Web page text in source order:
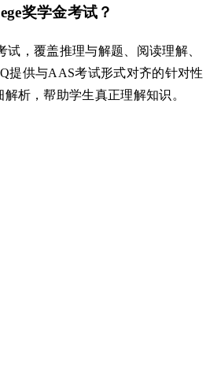
奖学金考试？
试，覆盖推理与解题、阅读理解、
提供与AAS考试形式对齐的针对性
析，帮助学生真正理解知识。